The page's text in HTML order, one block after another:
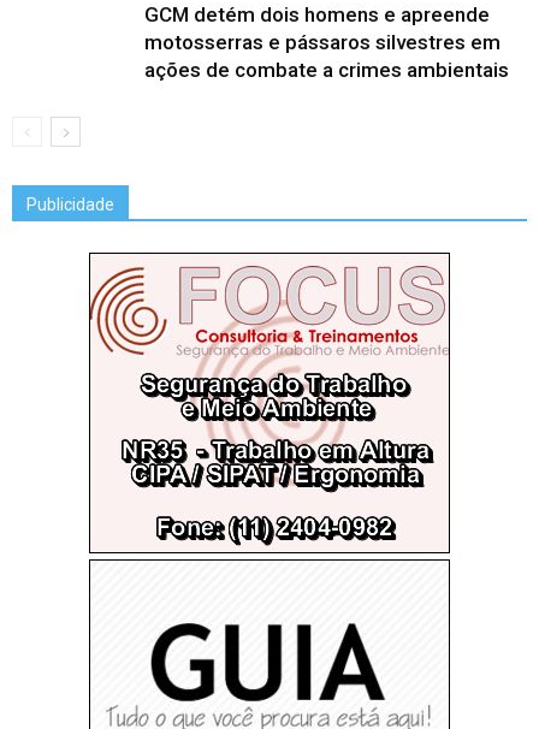
GCM detém dois homens e apreende
motosserras e pássaros silvestres em
ações de combate a crimes ambientais
Publicidade